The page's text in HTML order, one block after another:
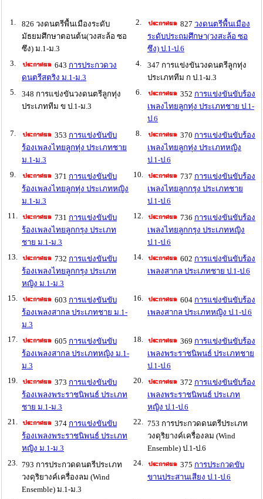
1.
826 วงดนตรีพื้นเมืองระดับ
มัธยมศึกษาตอนต้น(วงสะล้อ ซอ
ซึง) ม.1-ม.3
2. 827 วงดนตรีพื้นเมือง
ระดับประถมศึกษา(วงสะล้อ ซอ
ซึง) ป.1-ป.6
3.
643 การประกวดวง
ดนตรีสตริง ม.1-ม.3
4.
347 การแข่งขันวงดนตรีลูกทุ่ง
ประเภททีม ก ป.1-ม.3
5.
348 การแข่งขันวงดนตรีลูกทุ่ง
ประเภททีม ข ป.1-ม.3
6. 352 การแข่งขันขับร้อง
เพลงไทยลูกทุ่ง ประเภทชาย ป.1-
ป.6
7.
353 การแข่งขันขับ
ร้องเพลงไทยลูกทุ่ง ประเภทชาย
ม.1-ม.3
8. 370 การแข่งขันขับร้อง
เพลงไทยลูกทุ่ง ประเภทหญิง
ป.1-ป.6
9.
371 การแข่งขันขับ
ร้องเพลงไทยลูกทุ่ง ประเภทหญิง
ม.1-ม.3
10. 737 การแข่งขันขับร้อง
เพลงไทยลูกกรุง ประเภทชาย
ป.1-ป.6
11.
731 การแข่งขันขับ
ร้องเพลงไทยลูกกรุง ประเภท
ชาย ม.1-ม.3
12. 736 การแข่งขันขับร้อง
เพลงไทยลูกกรุง ประเภทหญิง
ป.1-ป.6
13.
732 การแข่งขันขับ
ร้องเพลงไทยลูกกรุง ประเภท
หญิง ม.1-ม.3
14. 602 การแข่งขันขับร้อง
เพลงสากล ประเภทชาย ป.1-ป.6
15. 603 การแข่งขันขับ
ร้องเพลงสากล ประเภทชาย ม.1-
ม.3
16. 604 การแข่งขันขับร้อง
เพลงสากล ประเภทหญิง ป.1-ป.6
17. 605 การแข่งขันขับ
ร้องเพลงสากล ประเภทหญิง ม.1-
ม.3
18. 369 การแข่งขันขับร้อง
เพลงพระราชนิพนธ์ ประเภทชาย
ป.1-ป.6
19.
373 การแข่งขันขับ
ร้องเพลงพระราชนิพนธ์ ประเภท
ชาย ม.1-ม.3
20. 372 การแข่งขันขับร้อง
เพลงพระราชนิพนธ์ ประเภท
หญิง ป.1-ป.6
21.
374 การแข่งขันขับ
ร้องเพลงพระราชนิพนธ์ ประเภท
หญิง ม.1-ม.3
22. 753 การประกวดดนตรีประเภท
วงดุริยางค์เครื่องลม (Wind
Ensemble) ป.1-ป.6
23. 793 การประกวดดนตรีประเภท
วงดุริยางค์เครื่องลม (Wind
Ensemble) ม.1-ม.3
24. 375 การประกวดขับ
ขานประสานเสียง ป.1-ป.6